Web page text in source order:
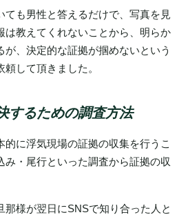
ても男性と答えるだけで、写真を見
は教えてくれないことから、明らか
が、決定的な証拠が掴めないという
して頂きました。
するための調査方法
に浮気現場の証拠の収集を行うこ
み・尾行といった調査から証拠の収
那様が翌日にSNSで知り合った人と